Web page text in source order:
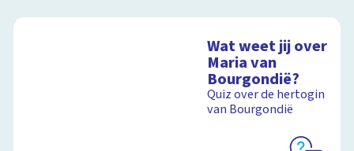
Wat weet jij over
Maria van
Bourgondië?
Quiz over de hertogin
van Bourgondië